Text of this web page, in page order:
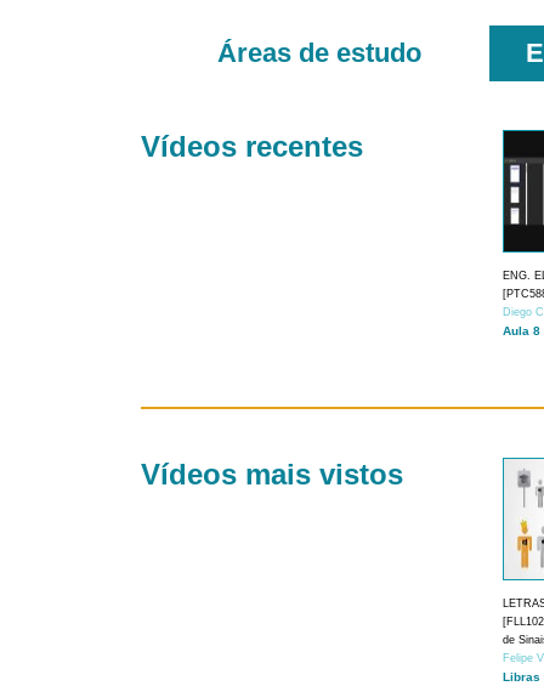
Áreas de estudo
Vídeos recentes
ENG.
Diego
Aula 8
Vídeos mais vistos
de
Felipe
Libras